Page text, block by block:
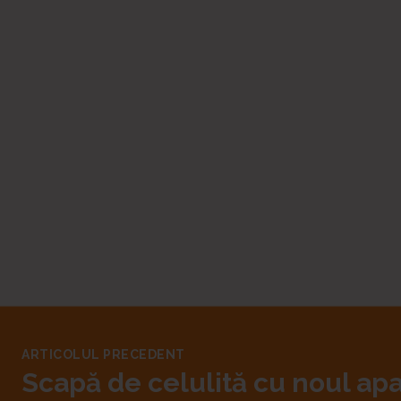
ARTICOLUL PRECEDENT
Scapă de celulită cu noul